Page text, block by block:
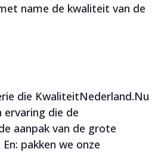
name de kwaliteit van de
die KwaliteitNederland.Nu
die de
aanpak van de grote
pakken we onze